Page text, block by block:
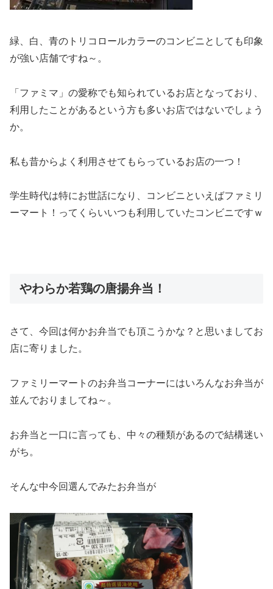
緑、白、青のトリコロールカラーのコンビニとしても印象
が強い店舗ですね～。
「ファミマ」の愛称でも知られているお店となっており、
利用したことがあるという方も多いお店ではないでしょう
か。
私も昔からよく利用させてもらっているお店の一つ！
学生時代は特にお世話になり、コンビニといえばファミリ
ーマート！ってくらいいつも利用していたコンビニですｗ
やわらか若鶏の唐揚弁当！
さて、今回は何かお弁当でも頂こうかな？と思いましてお
店に寄りました。
ファミリーマートのお弁当コーナーにはいろんなお弁当が
並んでおりましてね～。
お弁当と一口に言っても、中々の種類があるので結構迷い
がち。
そんな中今回選んでみたお弁当が